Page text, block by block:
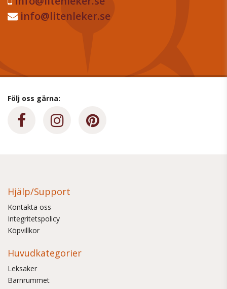
info@litenleker.se
Följ oss gärna:
Hjälp/Support
Kontakta oss
Integritetspolicy
Köpvillkor
Huvudkategorier
Leksaker
Barnrummet